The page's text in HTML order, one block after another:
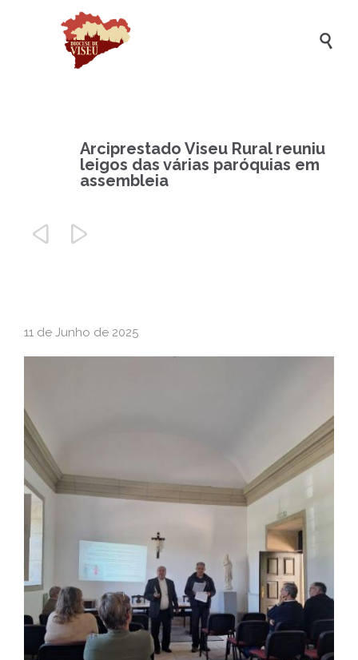

Arciprestado Viseu Rural reuniu
leigos das várias paróquias em
assembleia
 
11 de Junho de 2025